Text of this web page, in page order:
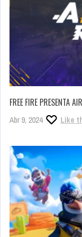
FREE FIRE PRESENTA
Abr 9, 2024 Like